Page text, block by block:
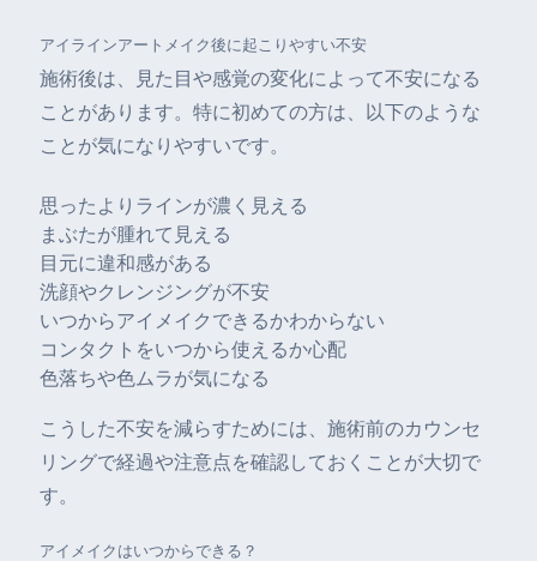
アイラインアートメイク後に起こりやすい不安
施術後は、見た目や感覚の変化によって不安になる
ことがあります。特に初めての方は、以下のような
ことが気になりやすいです。
思ったよりラインが濃く見える
まぶたが腫れて見える
目元に違和感がある
洗顔やクレンジングが不安
いつからアイメイクできるかわからない
コンタクトをいつから使えるか心配
色落ちや色ムラが気になる
こうした不安を減らすためには、施術前のカウンセ
リングで経過や注意点を確認しておくことが大切で
す。
アイメイクはいつからできる？